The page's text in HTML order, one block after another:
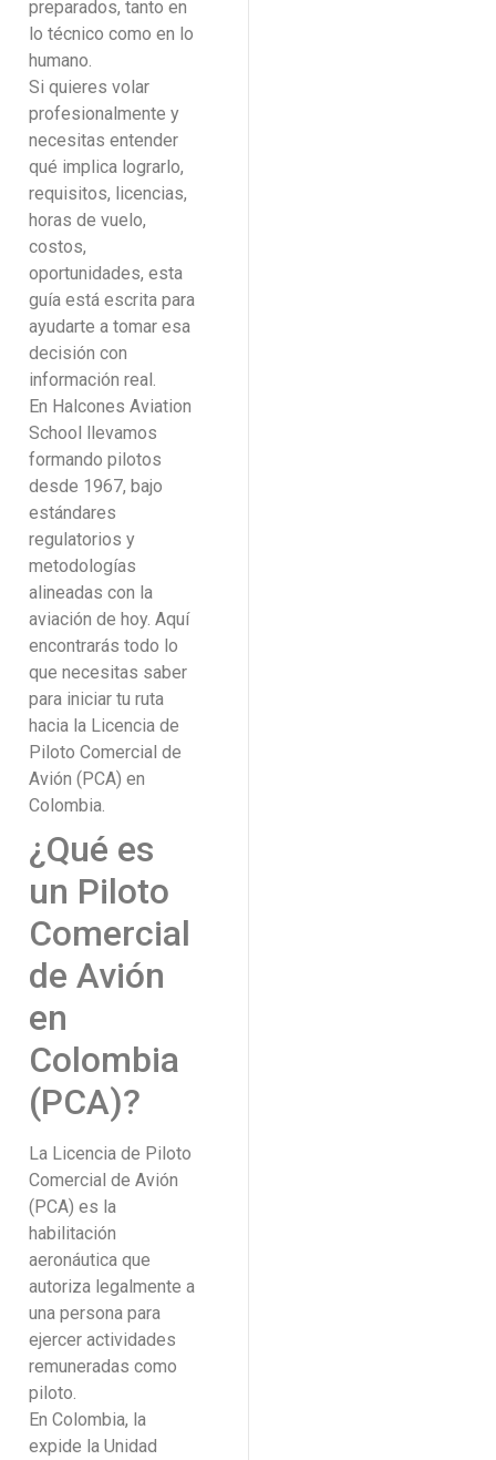
preparados, tanto en
lo técnico como en lo
humano.
Si quieres volar
profesionalmente y
necesitas entender
qué implica lograrlo,
requisitos, licencias,
horas de vuelo,
costos,
oportunidades, esta
guía está escrita para
ayudarte a tomar esa
decisión con
información real.
En Halcones Aviation
School llevamos
formando pilotos
desde 1967, bajo
estándares
regulatorios y
metodologías
alineadas con la
aviación de hoy. Aquí
encontrarás todo lo
que necesitas saber
para iniciar tu ruta
hacia la Licencia de
Piloto Comercial de
Avión (PCA) en
Colombia.
¿Qué es
un Piloto
Comercial
de Avión
en
Colombia
(PCA)?
La Licencia de Piloto
Comercial de Avión
(PCA) es la
habilitación
aeronáutica que
autoriza legalmente a
una persona para
ejercer actividades
remuneradas como
piloto.
En Colombia, la
expide la Unidad